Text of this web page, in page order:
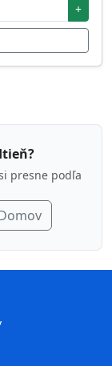
+
presne podľa